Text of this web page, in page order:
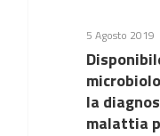
5 Agosto 2019
la
malattia